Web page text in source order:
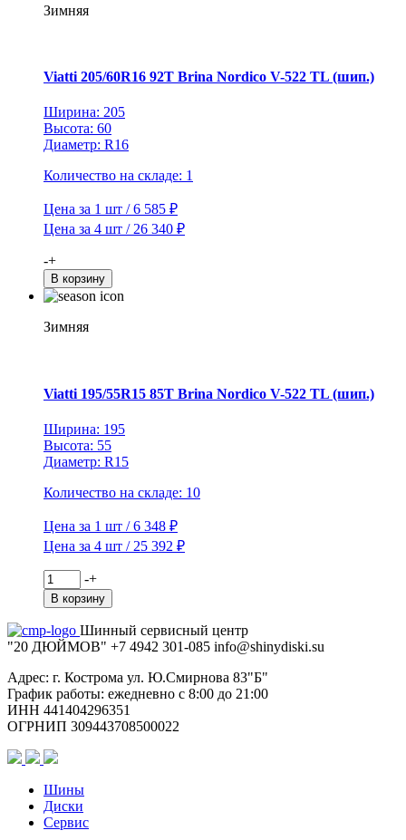
82T
522
TL
(шип.)
Зимняя
Viatti 205/60R16 92T Brina Nordico V-522 TL (шип.)
Ширина: 205
Высота: 60
Диаметр: R16
Количество на складе: 1
Цена за 1 шт / 6 585 ₽
Цена за 4 шт / 26 340 ₽
Количество
товара
Viatti
92T
522
(шип.)
-+
В корзину
Зимняя
Viatti 195/55R15 85T Brina Nordico V-522 TL (шип.)
Ширина: 195
Высота: 55
Диаметр: R15
Количество на складе: 10
Цена за 1 шт / 6 348 ₽
Цена за 4 шт / 25 392 ₽
Количество
товара
Viatti
195/55R15
85T
Nordico
V-
522
TL
-+
В корзину
Шинный сервисный центр
"20 ДЮЙМОВ" +7 4942 301-085 info@shinydiski.su
Адрес: г. Кострома ул. Ю.Смирнова 83"Б"
График работы: ежедневно с 8:00 до 21:00
ИНН 441404296351
ОГРНИП 309443708500022
Шины
Диски
Сервис